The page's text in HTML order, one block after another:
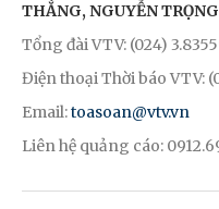
THẮNG, NGUYỄN
Tổng đài VTV: (024)
Điện thoại Thời báo VTV:
Email:toasoan@vtv.vn
Liên hệ quảng cáo: